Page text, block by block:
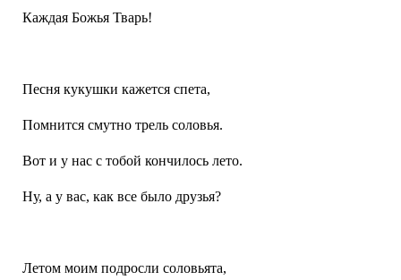
Каждая Божья Тварь!
Песня кукушки кажется спета,
Помнится смутно трель соловья.
Вот и у нас с тобой кончилось лето.
Ну, а у вас, как все было друзья?
Летом моим подросли соловьята,